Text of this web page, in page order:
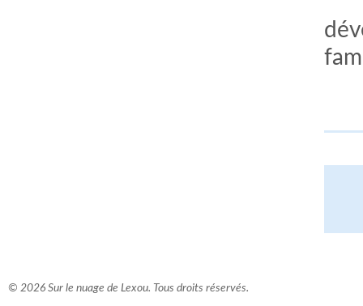
© 2026 Sur le nuage de Lexou. Tous droits réservés.